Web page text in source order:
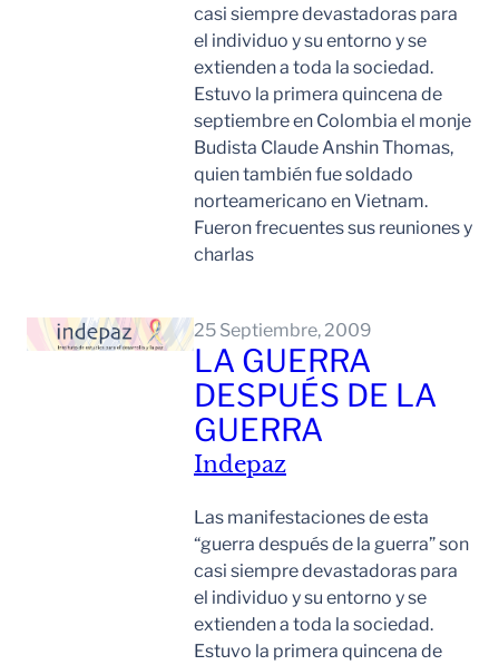
casi siempre devastadoras para
el individuo y su entorno y se
extienden a toda la sociedad.
Estuvo la primera quincena de
septiembre en Colombia el monje
Budista Claude Anshin Thomas,
quien también fue soldado
norteamericano en Vietnam.
Fueron frecuentes sus reuniones y
charlas
25 Septiembre, 2009
LA GUERRA
DESPUÉS DE LA
GUERRA
Indepaz
Las manifestaciones de esta
“guerra después de la guerra” son
casi siempre devastadoras para
el individuo y su entorno y se
extienden a toda la sociedad.
Estuvo la primera quincena de